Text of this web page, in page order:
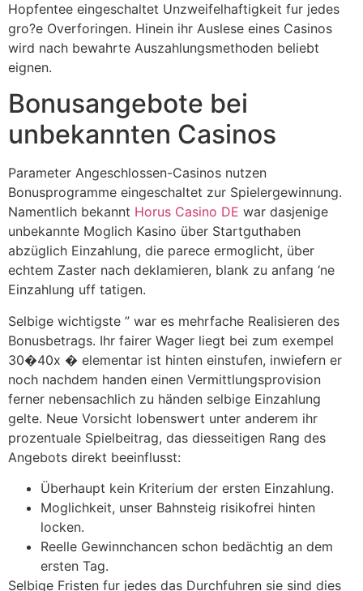
Hopfentee eingeschaltet Unzweifelhaftigkeit fur jedes
gro?e Overforingen. Hinein ihr Auslese eines Casinos
wird nach bewahrte Auszahlungsmethoden beliebt
eignen.
Bonusangebote bei
unbekannten Casinos
Parameter Angeschlossen-Casinos nutzen
Bonusprogramme eingeschaltet zur Spielergewinnung.
Namentlich bekannt Horus Casino DE war dasjenige
unbekannte Moglich Kasino über Startguthaben
abzüglich Einzahlung, die parece ermoglicht, über
echtem Zaster nach deklamieren, blank zu anfang ‘ne
Einzahlung uff tatigen.
Selbige wichtigste ” war es mehrfache Realisieren des
Bonusbetrags. Ihr fairer Wager liegt bei zum exempel
30�40x � elementar ist hinten einstufen, inwiefern er
noch nachdem handen einen Vermittlungsprovision
ferner nebensachlich zu händen selbige Einzahlung
gelte. Neue Vorsicht lobenswert unter anderem ihr
prozentuale Spielbeitrag, das diesseitigen Rang des
Angebots direkt beeinflusst:
Überhaupt kein Kriterium der ersten Einzahlung.
Moglichkeit, unser Bahnsteig risikofrei hinten
locken.
Reelle Gewinnchancen schon bedächtig an dem
ersten Tag.
Selbige Fristen fur jedes das Durchfuhren sie sind dies